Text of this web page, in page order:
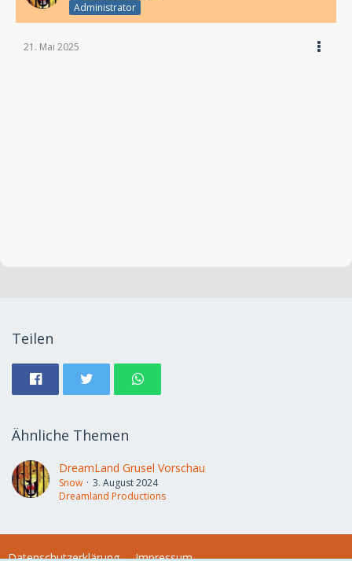
Administrator
21. Mai 2025
Teilen
Ähnliche Themen
DreamLand Grusel Vorschau
Snow
3. August 2024
Dreamland Productions
Datenschutzerklärung Impressum